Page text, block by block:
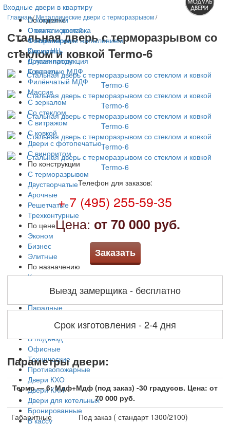
Входные двери в квартиру
По отделке
С винилискожей
С порошковым напылением
Окрас НЦ
С ламинатом
С панелью МДФ
Филёнчатый МДФ
Массив
С зеркалом
Со стеклом
С витражом
С ковкой
Двери с фотопечатью
С виноритом
По конструкции
С терморазрывом
Двустворчатые
Арочные
Решетчатые
Трехконтурные
По цене
Эконом
Бизнес
Элитные
По назначению
Квартирные
Уличные
Для загородного дома
Парадные
Тамбурные
В подъезд
Офисные
Технические
Противопожарные
Двери КХО
Двери КХН
Двери для котельных
Бронированные
В кассу
О компании
Оплата и доставка
Фотогалерея
Как купить
Другая продукция
Контакты
Главная/ Металлические двери с терморазрывом/
Стальная дверь с терморазрывом со
стеклом и ковкой Termo-6
Телефон для заказов:
+ 7 (495) 255-59-35
Цена: от 70 000 руб.
Заказать
Выезд замерщика - бесплатно
Срок изготовления - 2-4 дня
Параметры двери:
Термо — 6: Мдф+Мдф (под заказ) -30 градусов. Цена: от
70 000 руб.
Габаритные
Под заказ ( стандарт 1300/2100)